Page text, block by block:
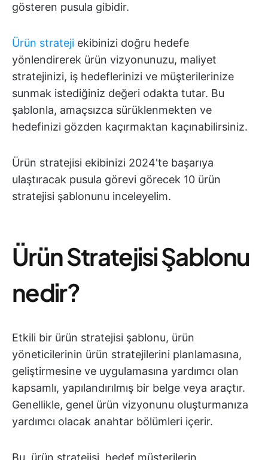
gösteren pusula gibidir.
Ürün strateji ekibinizi doğru hedefe
yönlendirerek ürün vizyonunuzu, maliyet
stratejinizi, iş hedeflerinizi ve müşterilerinize
sunmak istediğiniz değeri odakta tutar. Bu
şablonla, amaçsızca sürüklenmekten ve
hedefinizi gözden kaçırmaktan kaçınabilirsiniz.
Ürün stratejisi ekibinizi 2024'te başarıya
ulaştıracak pusula görevi görecek 10 ürün
stratejisi şablonunu inceleyelim.
Ürün Stratejisi Şablonu
nedir?
Etkili bir ürün stratejisi şablonu, ürün
yöneticilerinin ürün stratejilerini planlamasına,
geliştirmesine ve uygulamasına yardımcı olan
kapsamlı, yapılandırılmış bir belge veya araçtır.
Genellikle, genel ürün vizyonunu oluşturmanıza
yardımcı olacak anahtar bölümleri içerir.
Bu, ürün stratejisi, hedef müşterilerin